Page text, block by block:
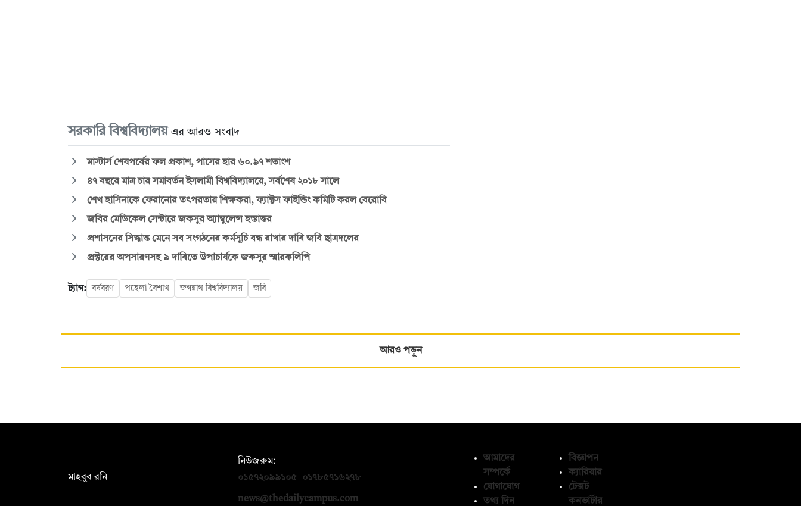
সরকারি বিশ্ববিদ্যালয় এর আরও সংবাদ
মাস্টার্স শেষপর্বের ফল প্রকাশ, পাসের হার ৬০.৯৭ শতাংশ
৪৭ বছরে মাত্র চার সমাবর্তন ইসলামী বিশ্ববিদ্যালয়ে, সর্বশেষ ২০১৮ সালে
শেখ হাসিনাকে ফেরানোর তৎপরতায় শিক্ষকরা, ফ্যাক্টস ফাইন্ডিং কমিটি করল বেরোবি
জবির মেডিকেল সেন্টারে জকসুর অ্যাম্বুলেন্স হস্তান্তর
প্রশাসনের সিদ্ধান্ত মেনে সব সংগঠনের কর্মসূচি বন্ধ রাখার দাবি জবি ছাত্রদলের
প্রক্টরের অপসারণসহ ৯ দাবিতে উপাচার্যকে জকসুর স্মারকলিপি
ট্যাগ: বর্ষবরণ পহেলা বৈশাখ জগন্নাথ বিশ্ববিদ্যালয় জবি
আরও পড়ুন
মাহবুব রনি
নিউজরুম:
০১৫৭২০৯৯১০৫
০১৭৮৫৭১৬২৭৮
news@thedailycampus.com
আমাদের
সম্পর্কে
যোগাযোগ
তথ্য দিন
বিজ্ঞাপন
ক্যারিয়ার
টেক্সট
কনভার্টার